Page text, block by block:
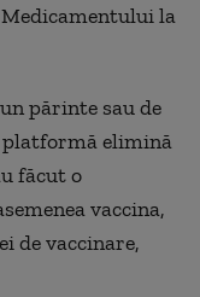
la
părinte sau de
elimină
făcut o
vaccina,
de vaccinare,